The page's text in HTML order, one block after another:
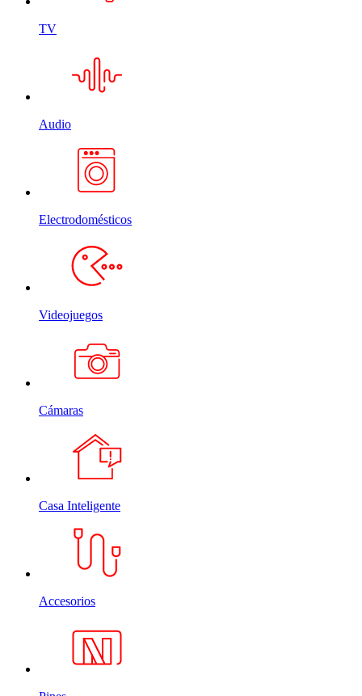
TV
Audio
Electrodomésticos
Videojuegos
Cámaras
Casa Inteligente
Accesorios